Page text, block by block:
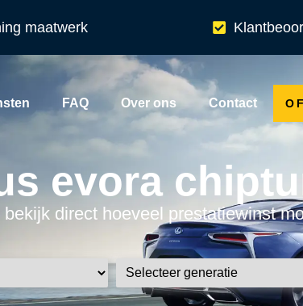
maatwerk
FAQ Over ons Contact
evora
direct hoeveel prestatiewinst